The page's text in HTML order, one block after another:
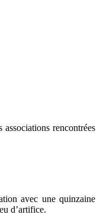
rencontrées
avec une quinzaine
d’artifice.